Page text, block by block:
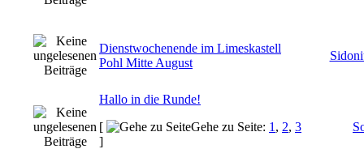
Dienstwochenende im Limeskastell
Pohl Mitte August
Hallo in die Runde!
[
Gehe zu Seite: 1 , 2, 3
]